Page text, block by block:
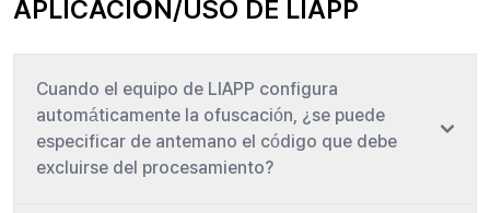
APLICACIÓN/USO DE LIAPP
Cuando el equipo de LIAPP configura
automáticamente la ofuscación, ¿se puede
especificar de antemano el código que debe
excluirse del procesamiento?